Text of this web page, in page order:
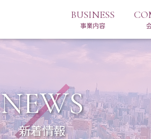
BUSINESS
事業内容
NEWS
新着情報